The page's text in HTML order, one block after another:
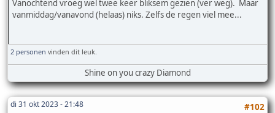
Vanochtend vroeg wel twee keer bliksem gezien (ver weg). Maar
vanmiddag/vanavond (helaas) niks. Zelfs de regen viel mee...
2 personen vinden dit leuk.
Shine on you crazy Diamond
di 31 okt 2023 - 21:48
#102